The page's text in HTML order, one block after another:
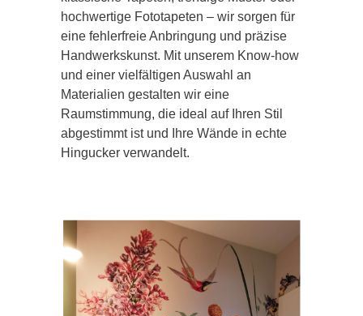
hochwertige Fototapeten – wir sorgen für
eine fehlerfreie Anbringung und präzise
Handwerkskunst. Mit unserem Know-how
und einer vielfältigen Auswahl an
Materialien gestalten wir eine
Raumstimmung, die ideal auf Ihren Stil
abgestimmt ist und Ihre Wände in echte
Hingucker verwandelt.